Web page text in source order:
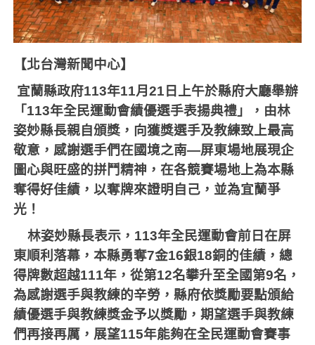
【北台灣新聞中心】
宜蘭縣政府113年11月21 日上午於縣府大廳舉辦
「113年全民運動會績優選手表揚典禮」，由林
姿妙縣長親自頒獎，向獲獎選手及教練致上最高
敬意，感謝選手們在國境之南—屏東場地展現企
圖心與旺盛的拼鬥精神，在各競賽場地上為本縣
奪得好佳績，以奪牌來證明自己，並為宜蘭爭
光！
林姿妙縣長表示， 113年全民運動會前日在屏
東順利落幕，本縣勇奪7金16銀18銅的佳績，總
得牌數超越111年，從第12名攀升至全國第9名，
為感謝選手與教練的辛勞，縣府依獎勵要點頒給
績優選手與教練獎金予以獎勵，期望選手與教練
們再接再厲，展望115年能夠在全民運動會賽事